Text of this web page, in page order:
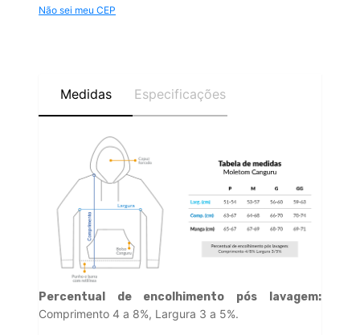
Não sei meu CEP
Medidas Especificações
Percentual de encolhimento pós lavagem:
Comprimento 4 a 8%, Largura 3 a 5%.